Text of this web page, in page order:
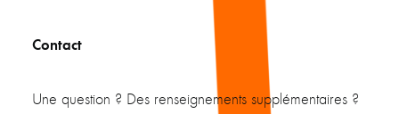
Contact
Une question ? Des renseignements supplémentaires ?